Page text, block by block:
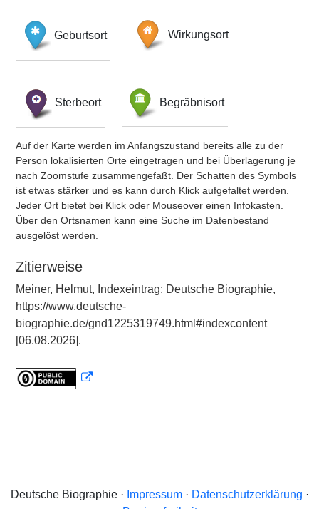
Geburtsort Wirkungsort
Sterbeort Begräbnisort
Auf der Karte werden im Anfangszustand bereits alle zu der
Person lokalisierten Orte eingetragen und bei Überlagerung je
nach Zoomstufe zusammengefaßt. Der Schatten des Symbols
ist etwas stärker und es kann durch Klick aufgefaltet werden.
Jeder Ort bietet bei Klick oder Mouseover einen Infokasten.
Über den Ortsnamen kann eine Suche im Datenbestand
ausgelöst werden.
Zitierweise
Meiner, Helmut, Indexeintrag: Deutsche Biographie,
https://www.deutsche-
biographie.de/gnd1225319749.html#indexcontent
[06.08.2026].
Deutsche Biographie · Impressum· Datenschutzerklärung ·